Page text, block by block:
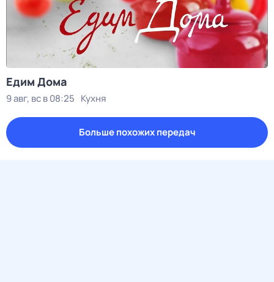
Едим Дома
9 авг, вс в 08:25 Кухня
Больше похожих передач